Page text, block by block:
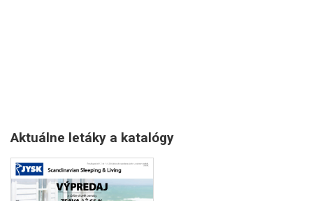
Aktuálne letáky a katalógy